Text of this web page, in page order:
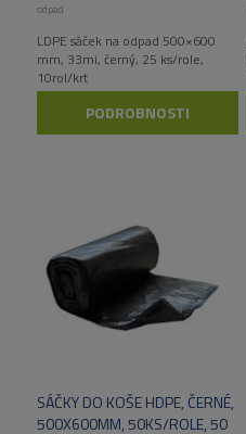
odpad
LDPE sáček na odpad 500×600
mm, 33mi, černý, 25 ks/role,
10rol/krt
PODROBNOSTI
SÁČKY DO KOŠE HDPE, ČERNÉ,
500X600MM, 50KS/ROLE, 50